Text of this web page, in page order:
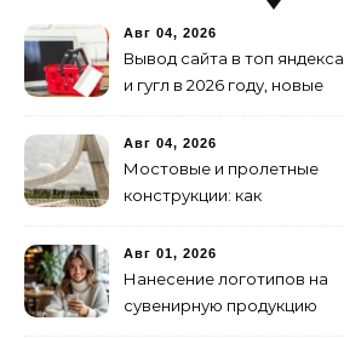
Авг 04, 2026
Вывод сайта в топ яндекса
и гугл в 2026 году, новые
Авг 04, 2026
Мостовые и пролетные
конструкции: как
изготовление и поставку
Авг 01, 2026
Нанесение логотипов на
сувенирную продукцию